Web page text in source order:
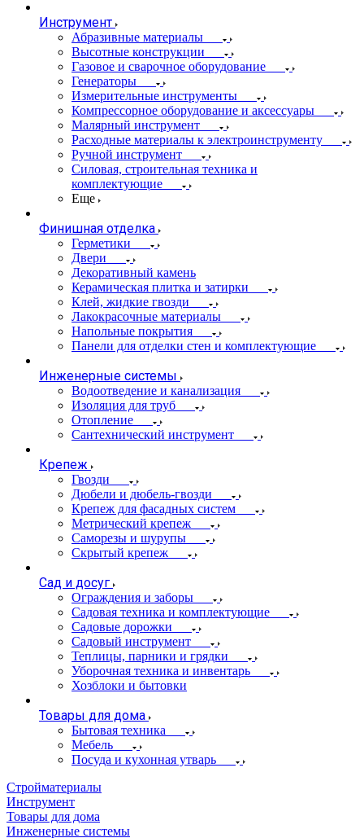
Инструмент
Абразивные материалы
Высотные конструкции
Газовое и сварочное оборудование
Генераторы
Измерительные инструменты
Компрессорное оборудование и аксессуары
Малярный инструмент
Расходные материалы к электроинструменту
Ручной инструмент
Силовая, строительная техника и
комплектующие
Еще
Финишная отделка
Герметики
Двери
Декоративный камень
Керамическая плитка и затирки
Клей, жидкие гвозди
Лакокрасочные материалы
Напольные покрытия
Панели для отделки стен и комплектующие
Инженерные системы
Водоотведение и канализация
Изоляция для труб
Отопление
Сантехнический инструмент
Крепеж
Гвозди
Дюбели и дюбель-гвозди
Крепеж для фасадных систем
Метрический крепеж
Саморезы и шурупы
Скрытый крепеж
Сад и досуг
Ограждения и заборы
Садовая техника и комплектующие
Садовые дорожки
Садовый инструмент
Теплицы, парники и грядки
Уборочная техника и инвентарь
Хозблоки и бытовки
Товары для дома
Бытовая техника
Мебель
Посуда и кухонная утварь
Стройматериалы
Инструмент
Товары для дома
Инженерные системы